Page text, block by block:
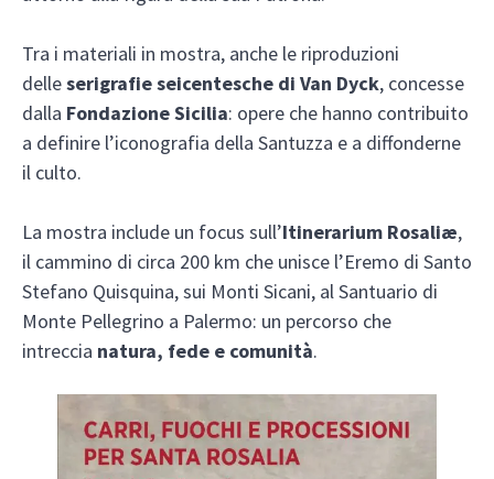
Tra i materiali in mostra, anche le riproduzioni
delleserigrafie seicentesche di Van Dyck, concesse
dalla Fondazione Sicilia: opere che hanno contribuito
a definire l’iconografia della Santuzza e a diffonderne
il culto.
La mostra include un focus sull’Itinerarium Rosaliæ,
il cammino di circa 200 km che unisce l’Eremo di Santo
Stefano Quisquina, sui Monti Sicani, al Santuario di
Monte Pellegrino a Palermo: un percorso che
intreccia natura, fede e comunità.